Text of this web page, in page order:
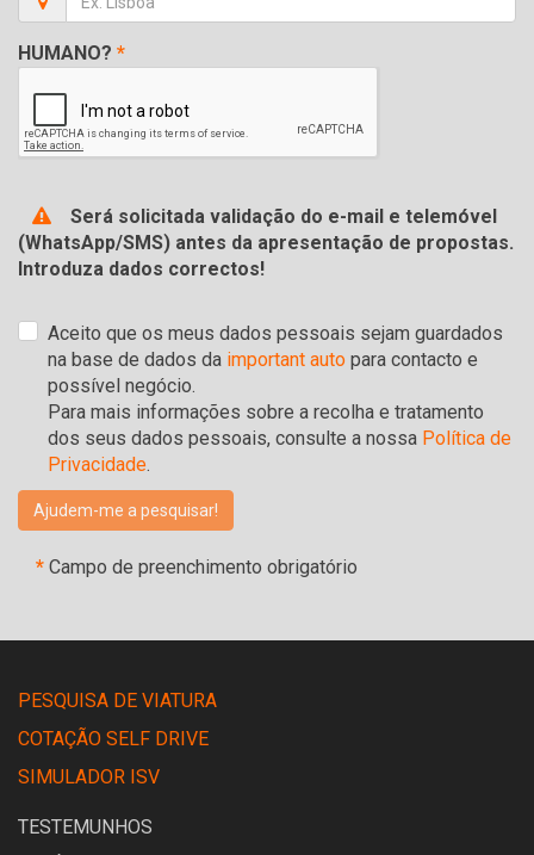
HUMANO? *
Será solicitada validação do e-mail e telemóvel
(WhatsApp/SMS) antes da apresentação de propostas.
Introduza dados correctos!
Aceito que os meus dados pessoais sejam guardados
na base de dados da important auto para contacto e
possível negócio.
Para mais informações sobre a recolha e tratamento
dos seus dados pessoais, consulte a nossa Política de
Privacidade.
* Campo de preenchimento obrigatório
PESQUISA DE VIATURA
COTAÇÃO SELF DRIVE
SIMULADOR ISV
TESTEMUNHOS